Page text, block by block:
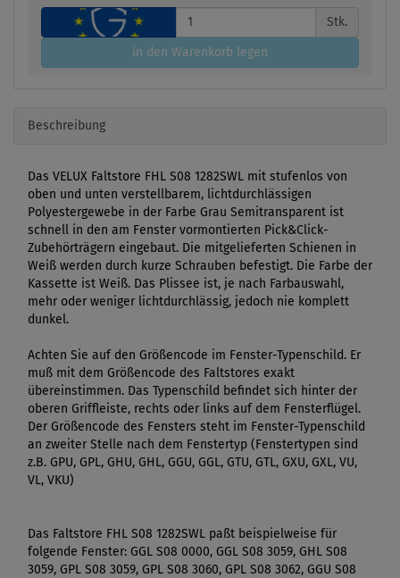
Stk.
in den Warenkorb legen
Beschreibung
Das VELUX Faltstore FHL S08 1282SWL mit stufenlos von
oben und unten verstellbarem, lichtdurchlässigen
Polyestergewebe in der Farbe Grau Semitransparent ist
schnell in den am Fenster vormontierten Pick&Click-
Zubehörträgern eingebaut. Die mitgelieferten Schienen in
Weiß werden durch kurze Schrauben befestigt. Die Farbe der
Kassette ist Weiß. Das Plissee ist, je nach Farbauswahl,
mehr oder weniger lichtdurchlässig, jedoch nie komplett
dunkel.
Achten Sie auf den Größencode im Fenster-Typenschild. Er
muß mit dem Größencode des Faltstores exakt
übereinstimmen. Das Typenschild befindet sich hinter der
oberen Griffleiste, rechts oder links auf dem Fensterflügel.
Der Größencode des Fensters steht im Fenster-Typenschild
an zweiter Stelle nach dem Fenstertyp (Fenstertypen sind
z.B. GPU, GPL, GHU, GHL, GGU, GGL, GTU, GTL, GXU, GXL, VU,
VL, VKU)
Das Faltstore FHL S08 1282SWL paßt beispielweise für
folgende Fenster: GGL S08 0000, GGL S08 3059, GHL S08
3059, GPL S08 3059, GPL S08 3060, GPL S08 3062, GGU S08